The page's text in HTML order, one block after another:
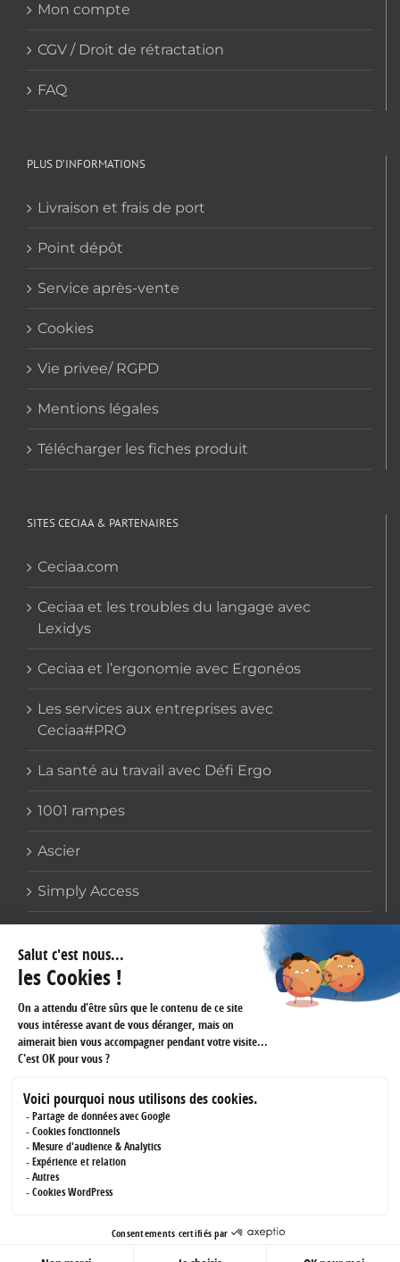
Mon compte
CGV / Droit de rétractation
FAQ
PLUS D’INFORMATIONS
Livraison et frais de port
Point dépôt
Service après-vente
Cookies
Vie privee/ RGPD
Mentions légales
Télécharger les fiches produit
SITES CECIAA & PARTENAIRES
Ceciaa.com
Ceciaa et les troubles du langage avec
Lexidys
Ceciaa et l’ergonomie avec Ergonéos
Les services aux entreprises avec
Ceciaa#PRO
La santé au travail avec Défi Ergo
1001 rampes
Ascier
Simply Access
COORDONNÉES
159 avenue Gallieni
93170 BAGNOLET
Téléphone :
01 60 43 61 45
RÉSEAUX SOCIAUX